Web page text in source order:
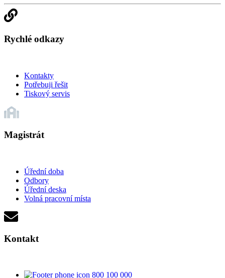
Rychlé odkazy
Kontakty
Potřebuji řešit
Tiskový servis
Magistrát
Úřední doba
Odbory
Úřední deska
Volná pracovní místa
Kontakt
800 100 000